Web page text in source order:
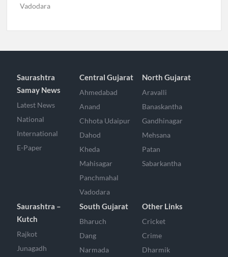
Vadodara
Saurashtra
Samay News
Latest News
National
International
E-Paper
Central Gujarat
Ahmedabad
Anand
Chhota Udaipur
Dahod
Kheda
Mahisagar
Panchmahal
Vadodara
North Gujarat
Aravalli
Banaskantha
Gandhinagar
Mehsana
Patan
Sabarkantha
Saurashtra –
Kutch
Rajkot
Junagadh
South Gujarat
Bharuch
Dang
Narmada
Other Links
Cricket
Crime
Dharmik